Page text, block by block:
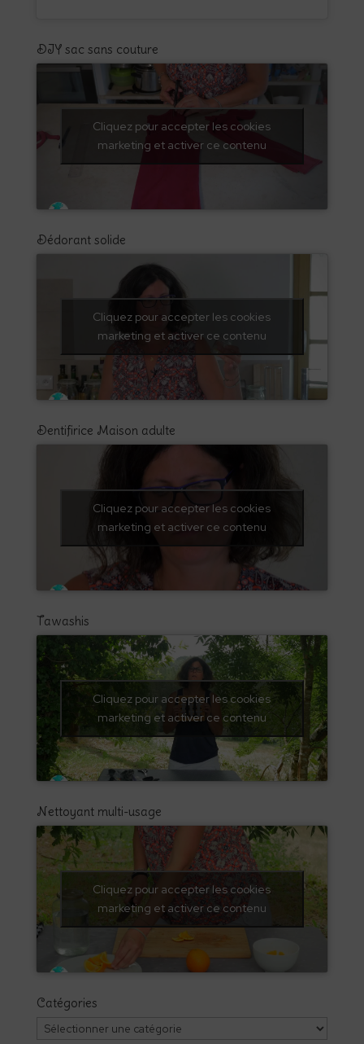
DIY sac sans couture
Cliquez pour accepter les cookies
marketing et activer ce contenu
Dédorant solide
Cliquez pour accepter les cookies
marketing et activer ce contenu
Dentifirice Maison adulte
Cliquez pour accepter les cookies
marketing et activer ce contenu
Tawashis
Cliquez pour accepter les cookies
marketing et activer ce contenu
Nettoyant multi-usage
Cliquez pour accepter les cookies
marketing et activer ce contenu
Catégories
Catégories